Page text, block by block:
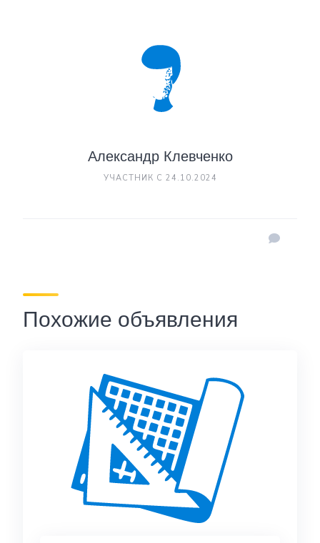
Александр Клевченко
УЧАСТНИК С 24.10.2024
Похожие объявления